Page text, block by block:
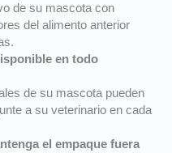
de su mascota con
del alimento anterior
en todo
de su mascota pueden
a su veterinario en cada
el empaque fuera